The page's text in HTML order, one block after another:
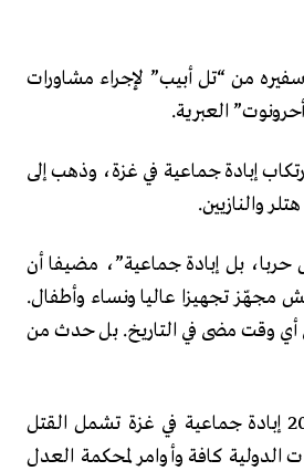
من “تل أبيب” لإجراء مشاورات
العبرية.
إبادة جماعية في غزة، وذهب إلى
والنازيين.
بل إبادة جماعية”، مضيفا أن
تجهيزا عاليا ونساء وأطفال.
وقت مضى في التاريخ. بل حدث من
وبدعم أمريكي، يرتكب الاحتلال منذ السابع أكتوبر 2023 إبادة جماعية في غزة تشمل القتل
الدولية كافة وأوامر لمحكمة العدل